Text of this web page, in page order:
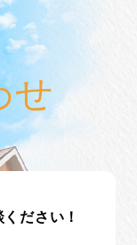
せ
ださい！